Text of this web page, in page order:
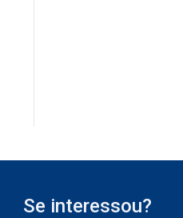
Se interessou?